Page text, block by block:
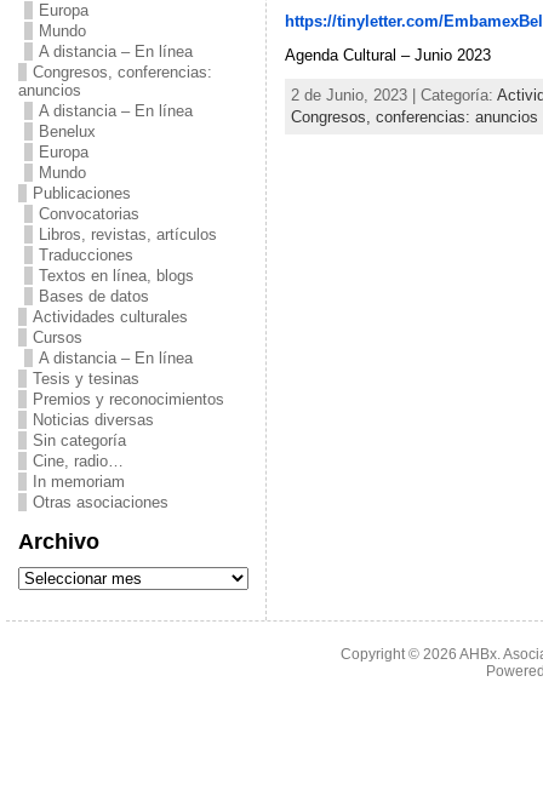
Europa
Mundo
A distancia – En línea
Congresos, conferencias:
anuncios
A distancia – En línea
Benelux
Europa
Mundo
Publicaciones
Convocatorias
Libros, revistas, artículos
Traducciones
Textos en línea, blogs
Bases de datos
Actividades culturales
Cursos
A distancia – En línea
Tesis y tesinas
Premios y reconocimientos
Noticias diversas
Sin categoría
Cine, radio…
In memoriam
Otras asociaciones
Archivo
https://tinyletter.com/
Agenda Cultural – Junio 2023
2 de Junio, 2023 | Categoría:
Congresos, conferencias: anuncios
Copyright © 2026AHBx.